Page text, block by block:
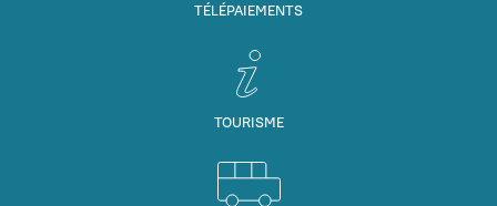
TÉLÉPAIEMENTS
TOURISME